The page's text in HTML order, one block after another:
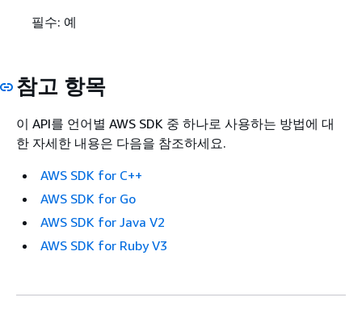
필수: 예
참고 항목
이 API를 언어별 AWS SDK 중 하나로 사용하는 방법에 대
한 자세한 내용은 다음을 참조하세요.
AWS SDK for C++
AWS SDK for Go
AWS SDK for Java V2
AWS SDK for Ruby V3